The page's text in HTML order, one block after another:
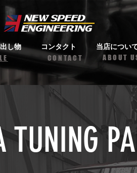
し物 コンタクト 当店につい
ABOUT
CONTACT
Items
TUNING